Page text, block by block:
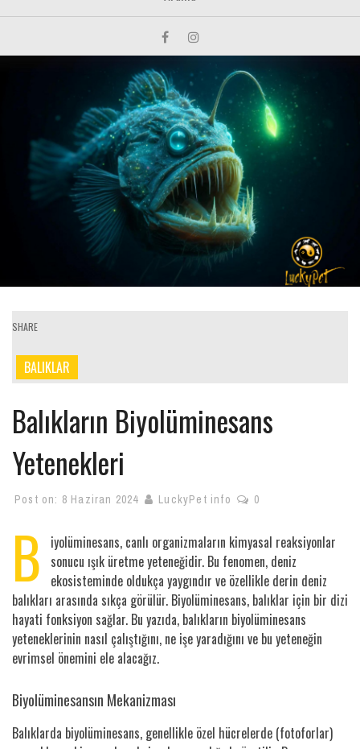
SHARE
BALIKLAR
Balıkların Biyolüminesans
Yetenekleri
Post on: 8 Haziran 2024 LuckyPet info 0
B
iyolüminesans, canlı organizmaların kimyasal reaksiyonlar
sonucu ışık üretme yeteneğidir. Bu fenomen, deniz
ekosisteminde oldukça yaygındır ve özellikle derin deniz
balıkları arasında sıkça görülür. Biyolüminesans, balıklar için bir dizi
hayati fonksiyon sağlar. Bu yazıda, balıkların biyolüminesans
yeteneklerinin nasıl çalıştığını, ne işe yaradığını ve bu yeteneğin
evrimsel önemini ele alacağız.
Biyolüminesansın Mekanizması
Balıklarda biyolüminesans, genellikle özel hücrelerde (fotoforlar)